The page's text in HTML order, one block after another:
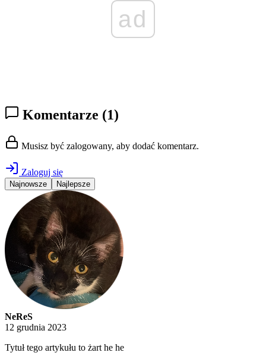
ad
Komentarze (1)
Musisz być zalogowany, aby dodać komentarz.
Zaloguj się
Najnowsze Najlepsze
NeReS
12 grudnia 2023
Tytuł tego artykułu to żart he he